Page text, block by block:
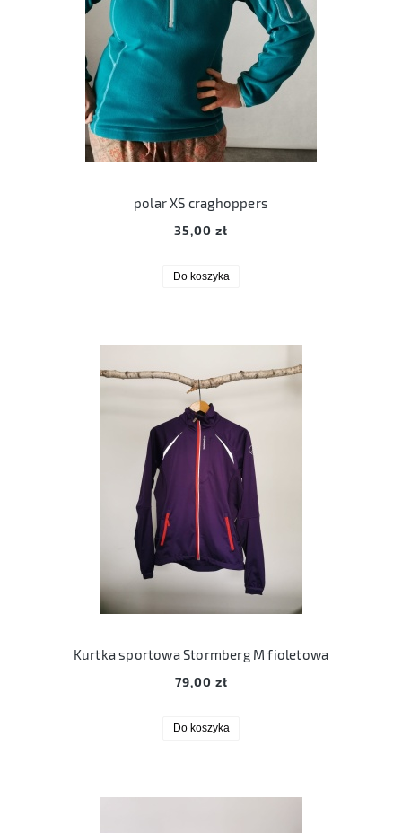
polar XS craghoppers
35,00 zł
Do koszyka
Kurtka sportowa Stormberg M fioletowa
79,00 zł
Do koszyka